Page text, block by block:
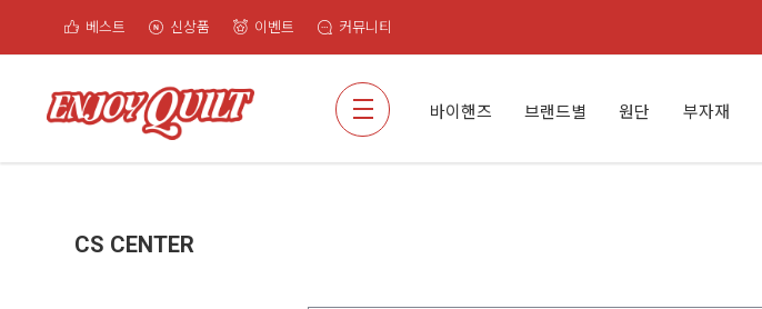
베스트 신상품 이벤트 커뮤니티
바이핸즈 브랜드별 원단 부자재
CS CENTER